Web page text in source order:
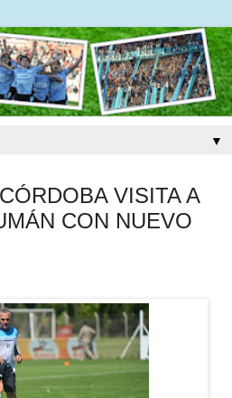
▼
VISITA A
CON NUEVO